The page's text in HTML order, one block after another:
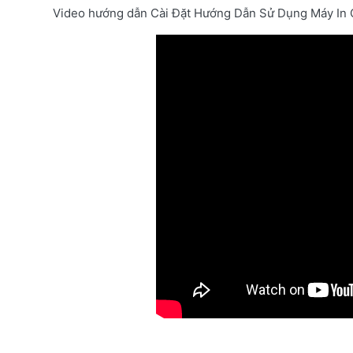
Video hướng dẫn Cài Đặt Hướng Dẫn Sử Dụng Máy In